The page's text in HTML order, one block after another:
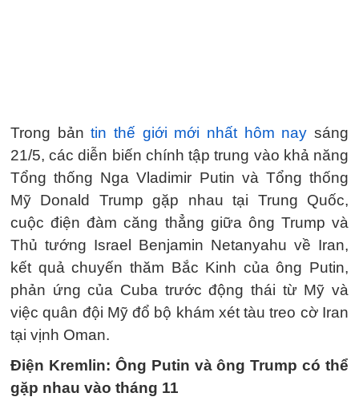
Trong bảntin thế giới mới nhất hôm nay sáng
21/5, các diễn biến chính tập trung vào khả năng
Tổng thống Nga Vladimir Putin và Tổng thống
Mỹ Donald Trump gặp nhau tại Trung Quốc,
cuộc điện đàm căng thẳng giữa ông Trump và
Thủ tướng Israel Benjamin Netanyahu về Iran,
kết quả chuyến thăm Bắc Kinh của ông Putin,
phản ứng của Cuba trước động thái từ Mỹ và
việc quân đội Mỹ đổ bộ khám xét tàu treo cờ Iran
tại vịnh Oman.
Điện Kremlin: Ông Putin và ông Trump có thể
gặp nhau vào tháng 11